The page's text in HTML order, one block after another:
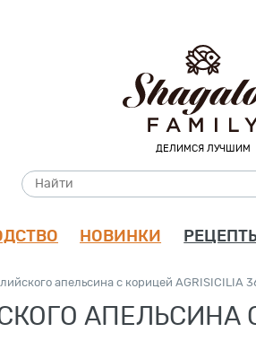
ДЕЛИМСЯ ЛУЧШИМ
НОВИНКИ
апельсина с корицей AGRISICILIA
АПЕЛЬСИНА С